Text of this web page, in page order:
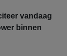
vandaag
binnen